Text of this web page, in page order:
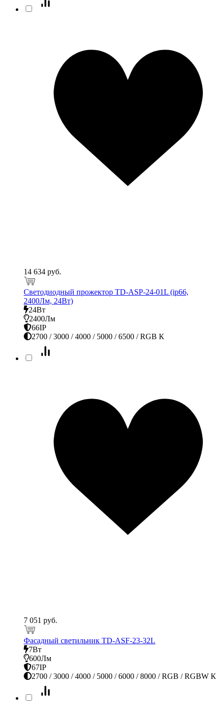
14 634 руб.
Светодиодный прожектор TD-ASP-24-01L (ip66,
2400Лм, 24Вт)
24Вт
2400Лм
66IP
2700 / 3000 / 4000 / 5000 / 6500 / RGB К
7 051 руб.
Фасадный светильник TD-ASF-23-32L
7Вт
600Лм
67IP
2700 / 3000 / 4000 / 5000 / 6000 / 8000 / RGB / RGBW К